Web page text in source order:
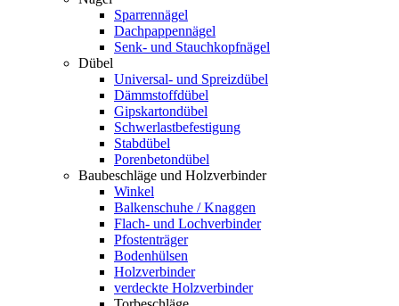
Sparrennägel
Dachpappennägel
Senk- und Stauchkopfnägel
Dübel
Universal- und Spreizdübel
Dämmstoffdübel
Gipskartondübel
Schwerlastbefestigung
Stabdübel
Porenbetondübel
Baubeschläge und Holzverbinder
Winkel
Balkenschuhe / Knaggen
Flach- und Lochverbinder
Pfostenträger
Bodenhülsen
Holzverbinder
verdeckte Holzverbinder